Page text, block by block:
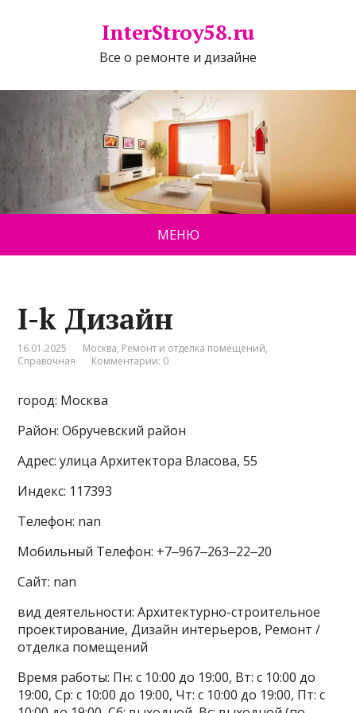
InterStroy58.ru
Все о ремонте и дизайне
МЕНЮ
I-k Дизайн
16.01.2025 Москва, Ремонт и отделка помещений,
Справочная
Комментарии: 0
город: Москва
Район: Обручевский район
Адрес: улица Архитектора Власова, 55
Индекс: 117393
Телефон: nan
Мобильный Телефон: +7‒967‒263‒22‒20
Сайт: nan
вид деятельности: Архитектурно-строительное
проектирование, Дизайн интерьеров, Ремонт /
отделка помещений
Время работы: Пн: с 10:00 до 19:00, Вт: с 10:00 до
19:00, Ср: с 10:00 до 19:00, Чт: с 10:00 до 19:00, Пт: с